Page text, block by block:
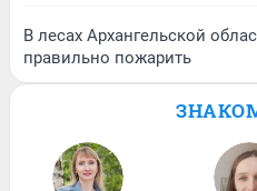
В лесах Архангельской
правильно пожарить